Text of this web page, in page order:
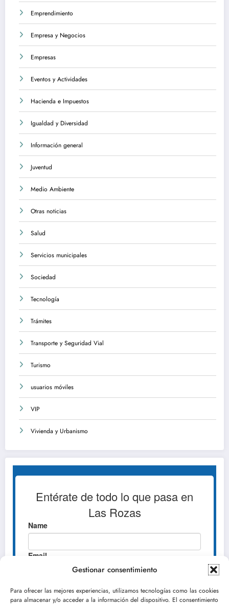
Gestionar consentimiento
Para ofrecer las mejores experiencias, utilizamos tecnologías como las cookies
para almacenar y/o acceder a la información del dispositivo. El consentimiento
Emprendimiento
Empresa y Negocios
Empresas
Eventos y Actividades
Hacienda e Impuestos
Igualdad y Diversidad
Información general
Juventud
Medio Ambiente
Otras noticias
Salud
Servicios municipales
Sociedad
Tecnología
Trámites
Transporte y Seguridad Vial
Turismo
usuarios móviles
VIP
Vivienda y Urbanismo